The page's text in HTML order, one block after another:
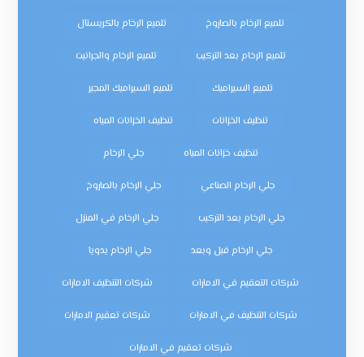
تلميع الرخام بالصاروخ تلميع الرخام بالكريستال
تلميع الرخام بعد التركيب تلميع الرخام والجرانيت
تلميع السيراميك تلميع السيراميك المجير
تنظيف الخزانات تنظيف الخزانات المياه
تنظيف خزانات المياه جلي الرخام
جلي الرخام الصناعي جلي الرخام بالصاروخ
جلي الرخام بعد التركيب جلي الرخام في المنزل
جلي الرخام قبل وبعد جلي الرخام يدويا
شركات التعقيم في الامارات شركات التنظيف الامارات
شركات التنظيف في الامارات شركات تعقيم الامارات
شركات تعقيم في الامارات